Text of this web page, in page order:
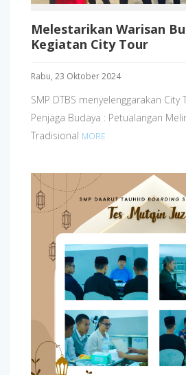
Melestarikan Warisan
Kegiatan City Tour
Rabu, 23 Oktober 2024
SMP DTBS menyelenggarakan City
Penjaga Budaya : Petualangan
Tradisional MORE